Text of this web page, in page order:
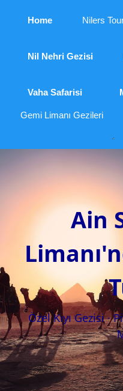
Home Nilers
Nil Nehri Gezisi
Vaha Safarisi
Gemi Limanı Gezileri
Ain
Özel Kıyı Gezisi ·